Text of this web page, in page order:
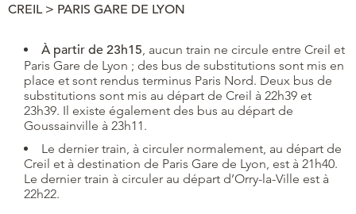
CREIL > PARIS GARE DE LYON
À partir de 23h15 , aucun train ne circule entre Creil et
Paris Gare de Lyon ; des bus de substitutions sont mis en
place et sont rendus terminus Paris Nord. Deux bus de
substitutions sont mis au départ de Creil à 22h39 et
23h39. Il existe également des bus au départ de
Goussainville à 23h11.
Le dernier train, à circuler normalement, au départ de
Creil et à destination de Paris Gare de Lyon, est à 21h40.
Le dernier train à circuler au départ d’Orry-la-Ville est à
22h22.